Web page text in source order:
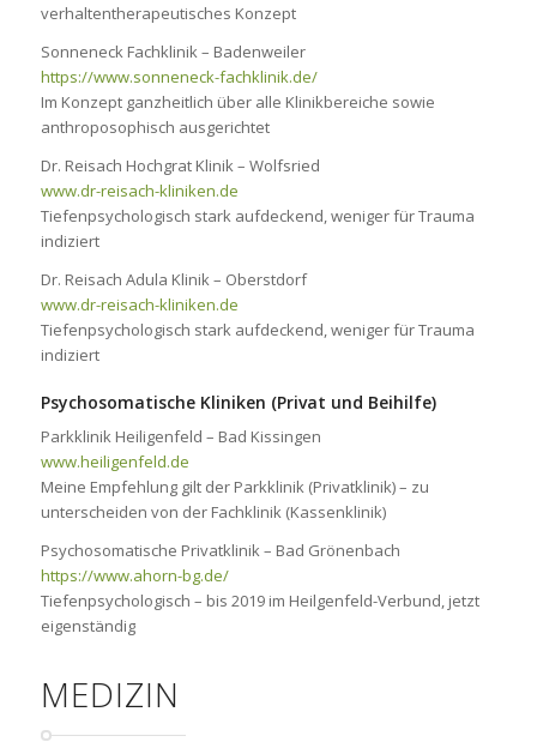
verhaltentherapeutisches Konzept
Sonneneck Fachklinik – Badenweiler
https://www.sonneneck-fachklinik.de/
Im Konzept ganzheitlich über alle Klinikbereiche sowie
anthroposophisch ausgerichtet
Dr. Reisach Hochgrat Klinik – Wolfsried
www.dr-reisach-kliniken.de
Tiefenpsychologisch stark aufdeckend, weniger für Trauma
indiziert
Dr. Reisach Adula Klinik – Oberstdorf
www.dr-reisach-kliniken.de
Tiefenpsychologisch stark aufdeckend, weniger für Trauma
indiziert
Psychosomatische Kliniken (Privat und Beihilfe)
Parkklinik Heiligenfeld – Bad Kissingen
www.heiligenfeld.de
Meine Empfehlung gilt der Parkklinik (Privatklinik) – zu
unterscheiden von der Fachklinik (Kassenklinik)
Psychosomatische Privatklinik – Bad Grönenbach
https://www.ahorn-bg.de/
Tiefenpsychologisch – bis 2019 im Heilgenfeld-Verbund, jetzt
eigenständig
MEDIZIN